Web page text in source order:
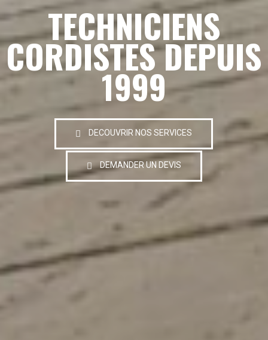
TECHNICIENS
CORDISTES DEPUIS
1999
DECOUVRIR NOS SERVICES
DEMANDER UN DEVIS